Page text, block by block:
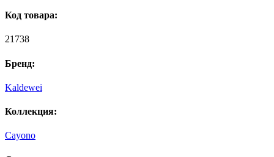
Код товара:
21738
Бренд:
Kaldewei
Коллекция:
Cayono